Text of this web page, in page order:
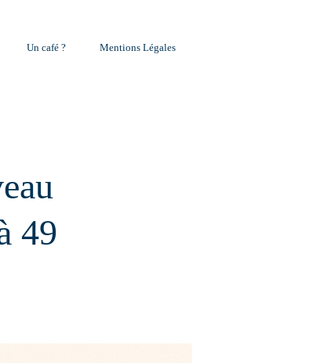
Un café ? Mentions Légales
49